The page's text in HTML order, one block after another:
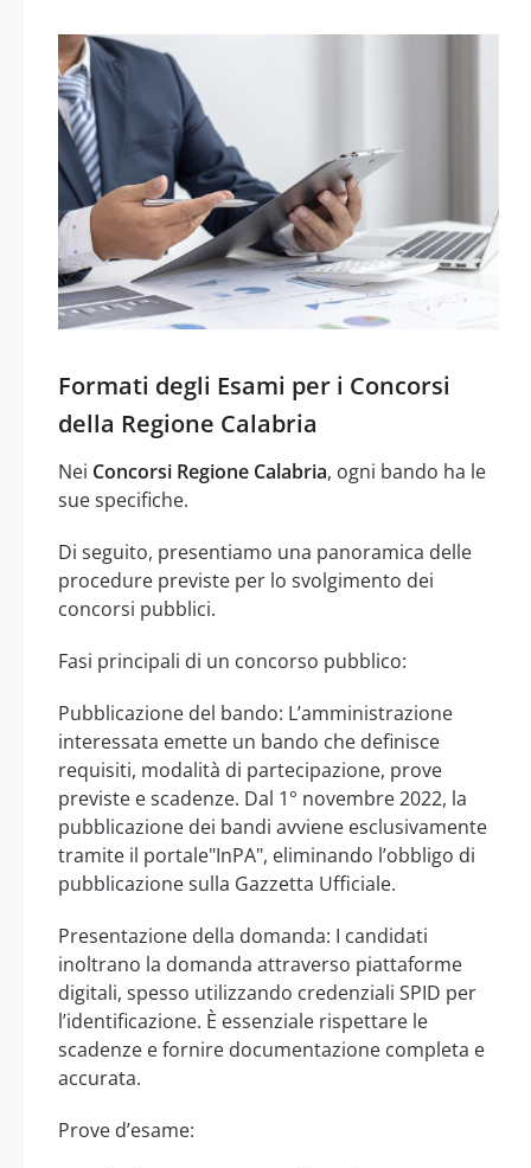
Formati degli Esami per i Concorsi
della Regione Calabria
Nei Concorsi Regione Calabria, ogni bando ha le
sue specifiche.
Di seguito, presentiamo una panoramica delle
procedure previste per lo svolgimento dei
concorsi pubblici.
Fasi principali di un concorso pubblico:
Pubblicazione del bando: L’amministrazione
interessata emette un bando che definisce
requisiti, modalità di partecipazione, prove
previste e scadenze. Dal 1° novembre 2022, la
pubblicazione dei bandi avviene esclusivamente
tramite il portale"InPA", eliminando l’obbligo di
pubblicazione sulla Gazzetta Ufficiale.
Presentazione della domanda: I candidati
inoltrano la domanda attraverso piattaforme
digitali, spesso utilizzando credenziali SPID per
l’identificazione. È essenziale rispettare le
scadenze e fornire documentazione completa e
accurata.
Prove d’esame: